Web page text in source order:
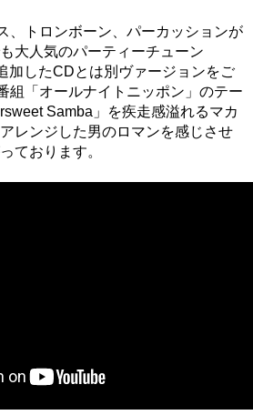
、トロンボーン、パーカッションが
大人気のパーティーチューン
加したCDとは別ヴァージョンをご
組「オールナイトニッポン」のテー
Samba」を疾走感溢れるマカ
レンジした男のロマンを感じさせ
ております。